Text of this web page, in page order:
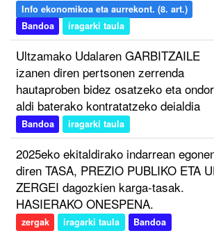
Info ekonomikoa eta aurrekont. (8. art.)
Bandoa
iragarki taula
Ultzamako Udalaren GARBITZAILE
izanen diren pertsonen zerrenda
hautaproben bidez osatzeko eta
aldi baterako kontratatzeko deialdia
Bandoa iragarki taula
2025eko ekitaldirako indarrean
diren TASA, PREZIO PUBLIKO ETA
ZERGEI dagozkien karga-tasak.
HASIERAKO ONESPENA.
zergak iragarki taula Bandoa